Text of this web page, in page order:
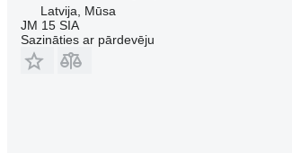
Latvija, Mūsa
JM 15 SIA
Sazināties ar pārdevēju